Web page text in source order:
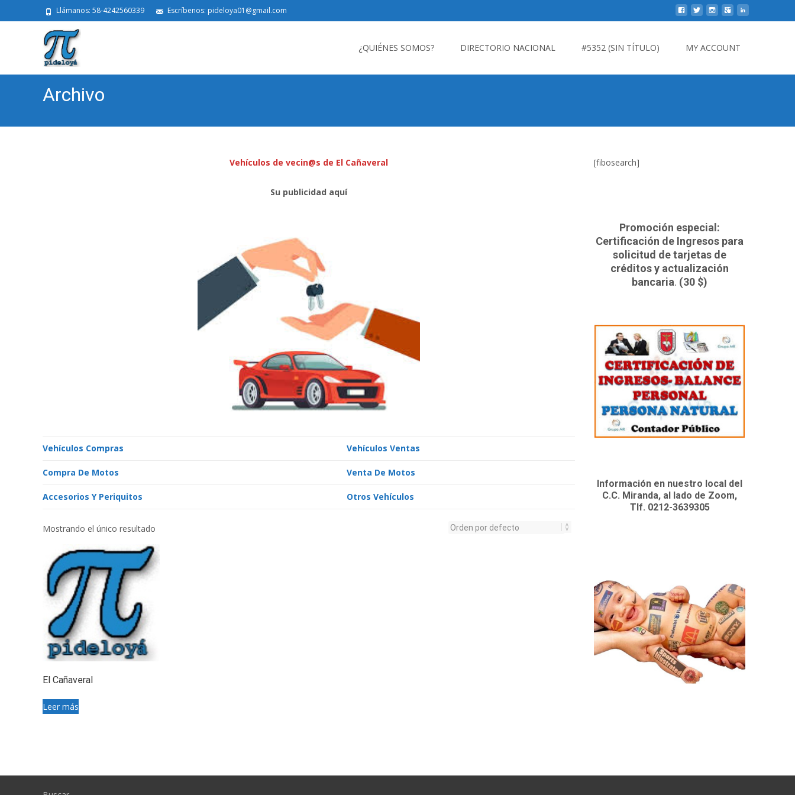
Llámanos: 58-4242560339 Escríbenos: pideloya01@gmail.com
¿QUIÉNES SOMOS? DIRECTORIO NACIONAL #5352 (SIN TÍTULO) MY ACCOUNT
Archivo
Vehículos de vecin@s de El Cañaveral
Su publicidad aquí
Vehículos Compras Vehículos Ventas
Compra De Motos Venta De Motos
Accesorios Y Periquitos Otros Vehículos
Mostrando el único resultado
El Cañaveral
Leer más
[fibosearch]
Promoción especial:
Certificación de Ingresos para
solicitud de tarjetas de
créditos y actualización
bancaria. (30 $)
Información en nuestro local del
C.C. Miranda, al lado de Zoom,
Tlf. 0212-3639305